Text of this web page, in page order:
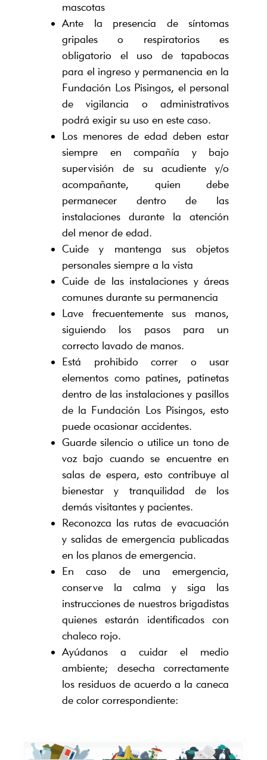
mascotas
Ante la presencia de síntomas
gripales o respiratorios es
obligatorio el uso de tapabocas
para el ingreso y permanencia en la
Fundación Los Pisingos, el personal
de vigilancia o administrativos
podrá exigir su uso en este caso.
Los menores de edad deben estar
siempre en compañía y bajo
supervisión de su acudiente y/o
acompañante, quien debe
permanecer dentro de las
instalaciones durante la atención
del menor de edad.
Cuide y mantenga sus objetos
personales siempre a la vista
Cuide de las instalaciones y áreas
comunes durante su permanencia
Lave frecuentemente sus manos,
siguiendo los pasos para un
correcto lavado de manos.
Está prohibido correr o usar
elementos como patines, patinetas
dentro de las instalaciones y pasillos
de la Fundación Los Pisingos, esto
puede ocasionar accidentes.
Guarde silencio o utilice un tono de
voz bajo cuando se encuentre en
salas de espera, esto contribuye al
bienestar y tranquilidad de los
demás visitantes y pacientes.
Reconozca las rutas de evacuación
y salidas de emergencia publicadas
en los planos de emergencia.
En caso de una emergencia,
conserve la calma y siga las
instrucciones de nuestros brigadistas
quienes estarán identificados con
chaleco rojo.
Ayúdanos a cuidar el medio
ambiente; desecha correctamente
los residuos de acuerdo a la caneca
de color correspondiente: